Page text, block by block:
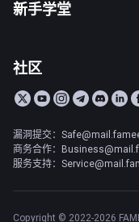
新手学堂
社区
漏洞提交：
商务合作：
服务支持：
Copyright © 2022-2026